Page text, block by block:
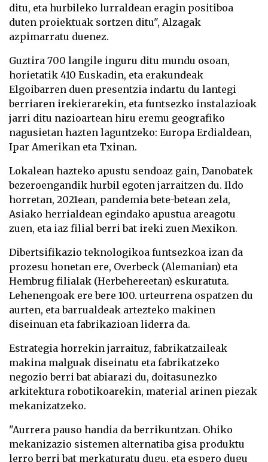
ditu, eta hurbileko lurraldean eragin positiboa
duten proiektuak sortzen ditu", Alzagak
azpimarratu duenez.
Guztira 700 langile inguru ditu mundu osoan,
horietatik 410 Euskadin, eta erakundeak
Elgoibarren duen presentzia indartu du lantegi
berriaren irekierarekin, eta funtsezko instalazioak
jarri ditu nazioartean hiru eremu geografiko
nagusietan hazten laguntzeko: Europa Erdialdean,
Ipar Amerikan eta Txinan.
Lokalean hazteko apustu sendoaz gain, Danobatek
bezeroengandik hurbil egoten jarraitzen du. Ildo
horretan, 2021ean, pandemia bete-betean zela,
Asiako herrialdean egindako apustua areagotu
zuen, eta iaz filial berri bat ireki zuen Mexikon.
Dibertsifikazio teknologikoa funtsezkoa izan da
prozesu honetan ere, Overbeck (Alemanian) eta
Hembrug filialak (Herbehereetan) eskuratuta.
Lehenengoak ere bere 100. urteurrena ospatzen du
aurten, eta barrualdeak artezteko makinen
diseinuan eta fabrikazioan liderra da.
Estrategia horrekin jarraituz, fabrikatzaileak
makina malguak diseinatu eta fabrikatzeko
negozio berri bat abiarazi du, doitasunezko
arkitektura robotikoarekin, material arinen piezak
mekanizatzeko.
"Aurrera pauso handia da berrikuntzan. Ohiko
mekanizazio sistemen alternatiba gisa produktu
lerro berri bat merkaturatu dugu, eta espero dugu